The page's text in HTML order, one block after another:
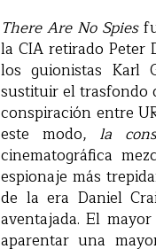
There Are No Spies
la CIA retirado Peter
los guionistas Karl
sustituir el trasfondo
conspiración entre
este modo, la
cinematográfica
espionaje más
de la era Daniel
aventajada. El
aparentar una